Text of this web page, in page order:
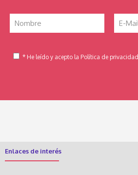
* He leído y acepto la Política de privacidad
Enlaces de interés